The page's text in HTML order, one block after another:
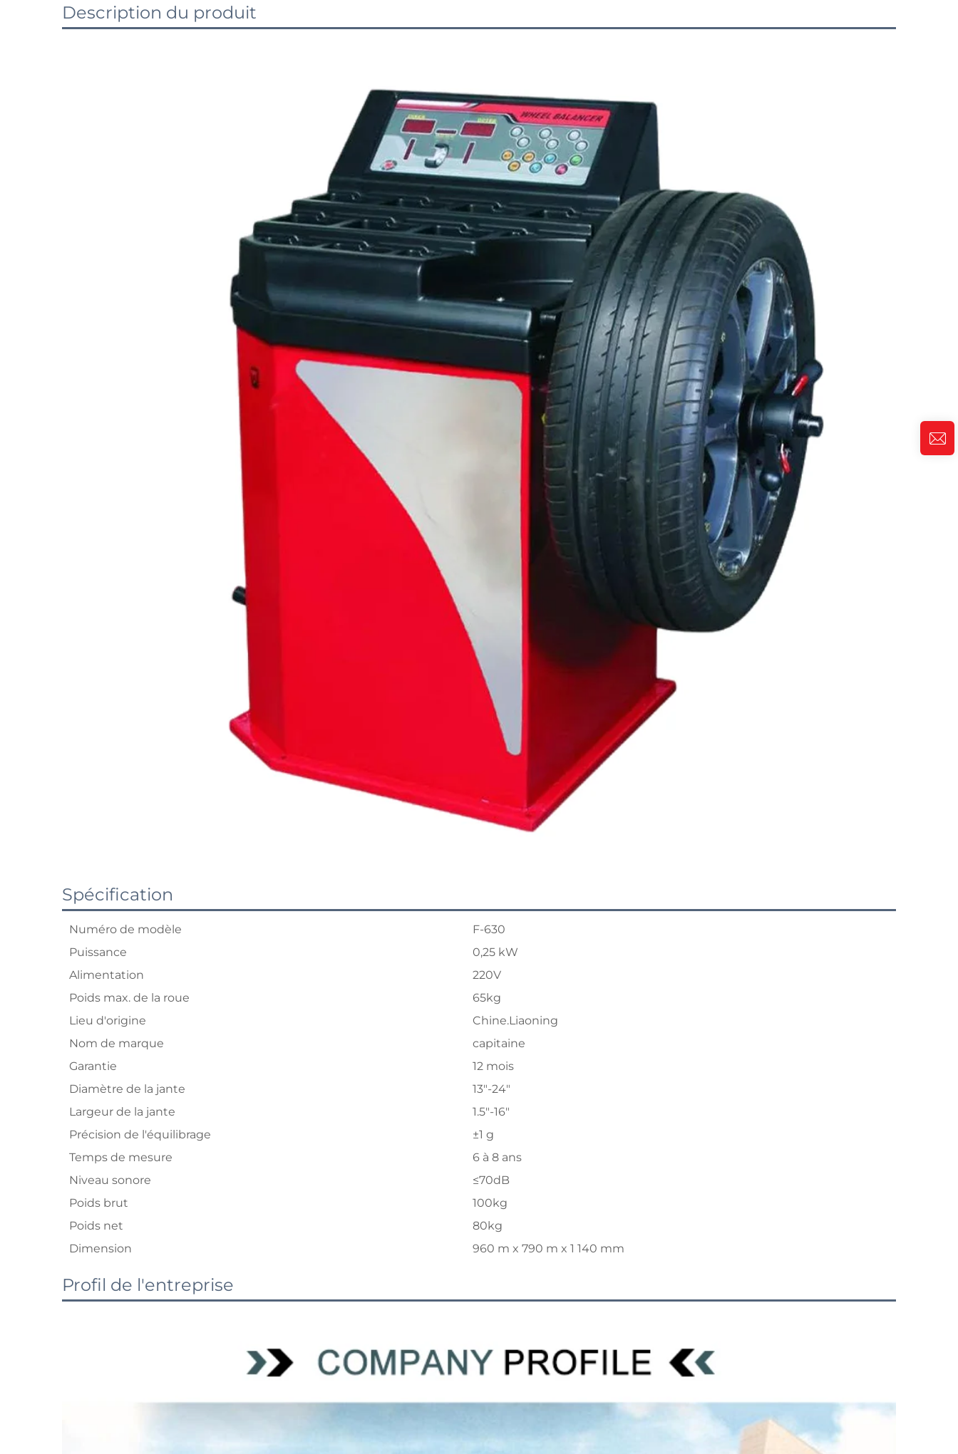
Description du produit
Spécification
Numéro de modèle
F-630
Puissance
0,25 kW
Alimentation
220V
Poids max. de la roue
65kg
Lieu d'origine
Chine.Liaoning
Nom de marque
capitaine
Garantie
12 mois
Diamètre de la jante
13"-24"
Largeur de la jante
1.5"-16"
Précision de l'équilibrage
±1 g
Temps de mesure
6 à 8 ans
Niveau sonore
≤70dB
Poids brut
100kg
Poids net
80kg
Dimension
960 m x 790 m x 1 140 mm
Profil de l'entreprise